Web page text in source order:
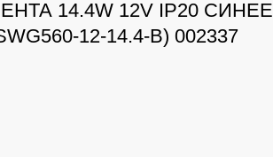
14.4W 12V IP20 СИНЕЕ
12-14.4-B) 002337